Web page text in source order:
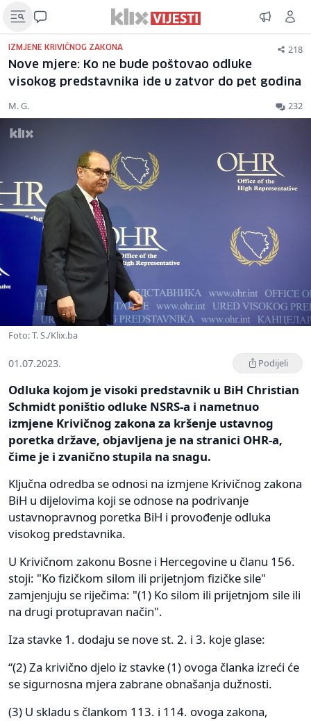
IZMJENE KRIVIČNOG ZAKONA 218
Nove mjere: Ko ne bude poštovao odluke
visokog predstavnika ide u zatvor do pet godina
M. G. 232
Foto: T. S./Klix.ba
01.07.2023. Podijeli
Odluka kojom je visoki predstavnik u BiH Christian
Schmidt poništio odluke NSRS-a i nametnuo
izmjene Krivičnog zakona za kršenje ustavnog
poretka države, objavljena je na stranici OHR-a,
čime je i zvanično stupila na snagu.
Ključna odredba se odnosi na izmjene Krivičnog zakona
BiH u dijelovima koji se odnose na podrivanje
ustavnopravnog poretka BiH i provođenje odluka
visokog predstavnika.
U Krivičnom zakonu Bosne i Hercegovine u članu 156.
stoji: "Ko fizičkom silom ili prijetnjom fizičke sile"
zamjenjuju se riječima: "(1) Ko silom ili prijetnjom sile ili
na drugi protupravan način".
Iza stavke 1. dodaju se nove st. 2. i 3. koje glase:
“(2) Za krivično djelo iz stavke (1) ovoga članka izreći će
se sigurnosna mjera zabrane obnašanja dužnosti.
(3) U skladu s člankom 113. i 114. ovoga zakona,